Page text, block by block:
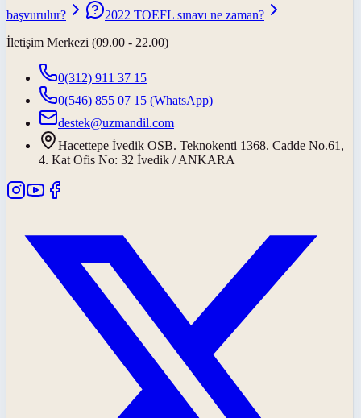
başvurulur?
2022 TOEFL sınavı ne zaman?
İletişim Merkezi (09.00 - 22.00)
0(312) 911 37 15
0(546) 855 07 15 (WhatsApp)
destek@uzmandil.com
Hacettepe İvedik OSB. Teknokenti 1368. Cadde No.61,
4. Kat Ofis No: 32 İvedik / ANKARA